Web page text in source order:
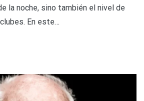
la noche, sino también el nivel de
En este…